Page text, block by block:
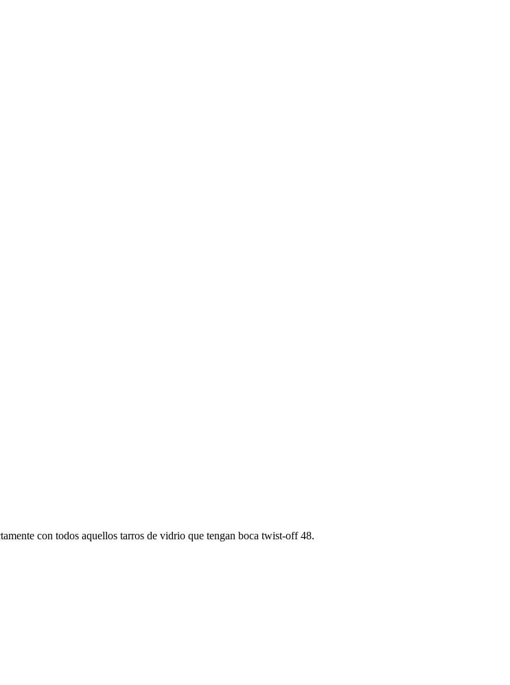
con todos aquellos tarros de vidrio que tengan boca twist-off 48.